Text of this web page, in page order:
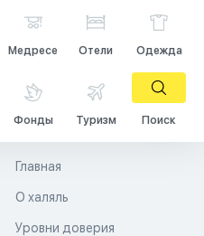
Медресе Отели Одежда
Фонды Туризм Поиск
Главная
О халяль
Уровни доверия